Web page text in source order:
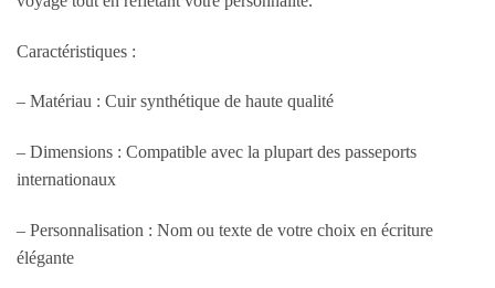
Caractéristiques :
– Matériau : Cuir synthétique de haute qualité
– Dimensions : Compatible avec la plupart des passeports
internationaux
– Personnalisation : Nom ou texte de votre choix en écriture
élégante